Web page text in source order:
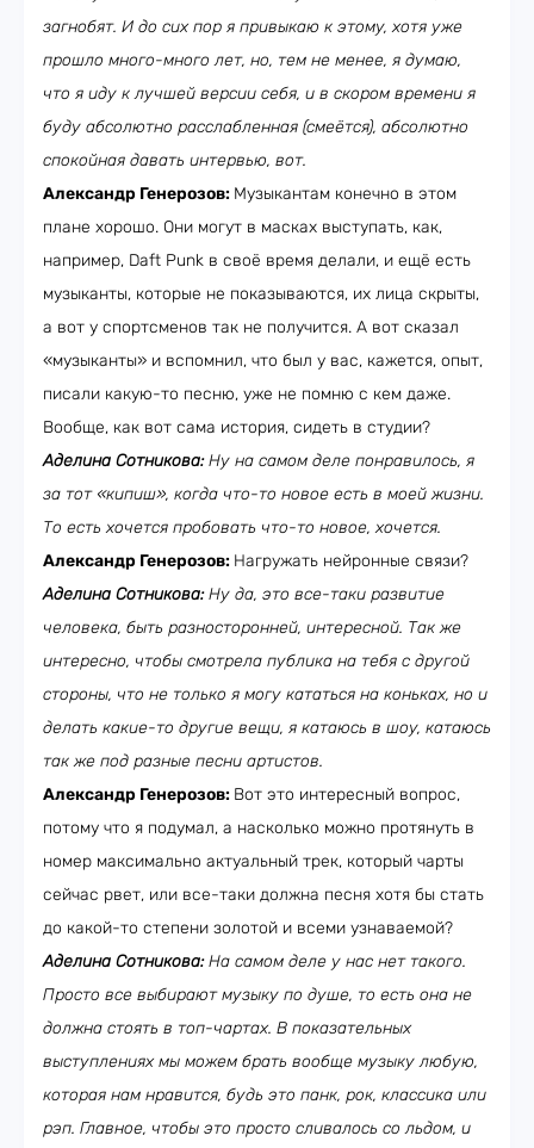
загнобят. И до сих пор я привыкаю к этому, хотя уже
прошло много-много лет, но, тем не менее, я думаю,
что я иду к лучшей версии себя, и в скором времени я
буду абсолютно расслабленная (смеётся), абсолютно
спокойная давать интервью, вот.
Александр Генерозов: Музыкантам конечно в этом
плане хорошо. Они могут в масках выступать, как,
например, Daft Punk в своё время делали, и ещё есть
музыканты, которые не показываются, их лица скрыты,
а вот у спортсменов так не получится. А вот сказал
«музыканты» и вспомнил, что был у вас, кажется, опыт,
писали какую-то песню, уже не помню с кем даже.
Вообще, как вот сама история, сидеть в студии?
Аделина Сотникова:Ну на самом деле понравилось, я
за тот «кипиш», когда что-то новое есть в моей жизни.
То есть хочется пробовать что-то новое, хочется.
Александр Генерозов: Нагружать нейронные связи?
Аделина Сотникова:Ну да, это все-таки развитие
человека, быть разносторонней, интересной. Так же
интересно, чтобы смотрела публика на тебя с другой
стороны, что не только я могу кататься на коньках, но и
делать какие-то другие вещи, я катаюсь в шоу, катаюсь
так же под разные песни артистов.
Александр Генерозов: Вот это интересный вопрос,
потому что я подумал, а насколько можно протянуть в
номер максимально актуальный трек, который чарты
сейчас рвет, или все-таки должна песня хотя бы стать
до какой-то степени золотой и всеми узнаваемой?
Аделина Сотникова:На самом деле у нас нет такого.
Просто все выбирают музыку по душе, то есть она не
должна стоять в топ-чартах. В показательных
выступлениях мы можем брать вообще музыку любую,
которая нам нравится, будь это панк, рок, классика или
рэп. Главное, чтобы это просто сливалось со льдом, и